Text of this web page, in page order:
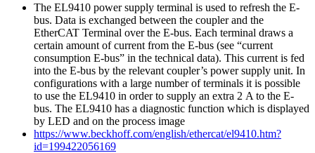
The EL9410 power supply terminal is used to refresh the E-
bus. Data is exchanged between the coupler and the
EtherCAT Terminal over the E-bus. Each terminal draws a
certain amount of current from the E-bus (see “current
consumption E-bus” in the technical data). This current is fed
into the E-bus by the relevant coupler’s power supply unit. In
configurations with a large number of terminals it is possible
to use the EL9410 in order to supply an extra 2 A to the E-
bus. The EL9410 has a diagnostic function which is displayed
by LED and on the process image
https://www.beckhoff.com/english/ethercat/el9410.htm?
id=199422056169